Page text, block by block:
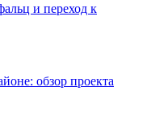
и переход к
обзор проекта